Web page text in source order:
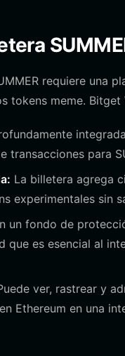
requiere una
tokens meme.
para
La billetera agrega
experimentales sin
un fondo de
que es esencial al
ver, rastrear y
Ethereum en una